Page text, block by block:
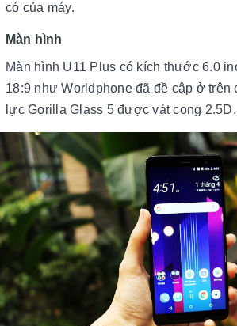
có của máy.
Màn hình
Màn hình U11 Plus có kích thước 6.0
18:9 như Worldphone đã đề cập ở trên
lực Gorilla Glass 5 được vát cong 2.5D.